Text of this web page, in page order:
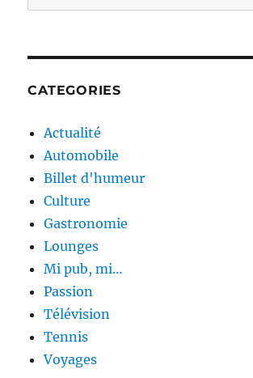
du
for:
CATEGORIES
Actualité
Automobile
Billet d'humeur
Culture
Gastronomie
Lounges
Mi pub, mi…
Passion
Télévision
Tennis
Voyages